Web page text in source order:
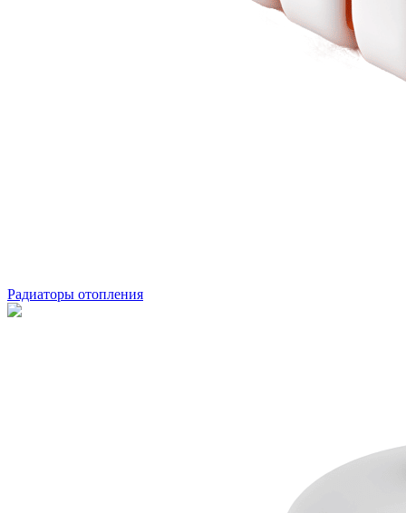
Радиаторы отопления